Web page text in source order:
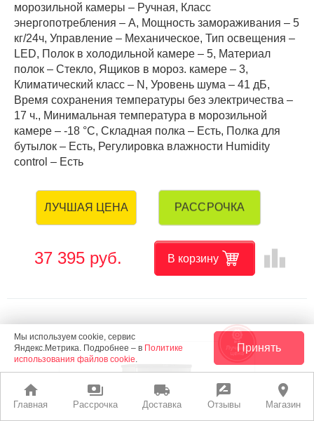
home
Главная
payments
Рассрочка
local_shipping
Доставка
rate_review
Отзывы
place
Магазин
морозильной камеры – Ручная, Класс
энергопотребления – А, Мощность замораживания – 5
кг/24ч, Управление – Механическое, Тип освещения –
LED, Полок в холодильной камере – 5, Материал
полок – Стекло, Ящиков в мороз. камере – 3,
Климатический класс – N, Уровень шума – 41 дБ,
Время сохранения температуры без электричества –
17 ч., Минимальная температура в морозильной
камере – -18 °C, Складная полка – Есть, Полка для
бутылок – Есть, Регулировка влажности Humidity
control – Есть
ЛУЧШАЯ ЦЕНА РАССРОЧКА
37 395 руб. В корзину leaderboard
Мы используем cookie, сервис
Яндекс.Метрика. Подробнее – в Политике
использования файлов cookie.
Принять